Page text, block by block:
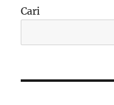
o
n
i
s
Cari